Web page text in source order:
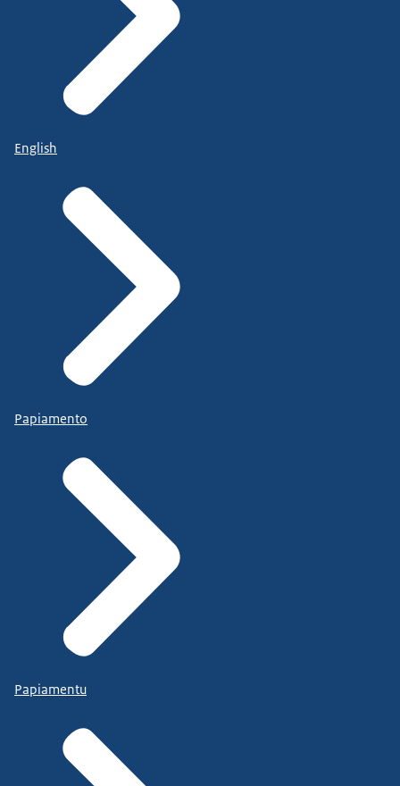
English
Papiamento
Papiamentu